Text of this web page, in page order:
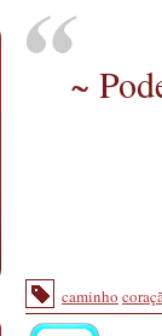
~
caminho